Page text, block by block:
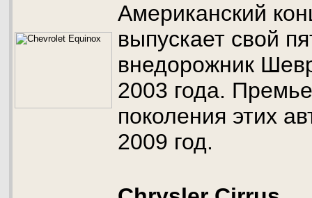
Американский
выпускает свой
внедорожник
2003 года.
поколения этих
2009 год.